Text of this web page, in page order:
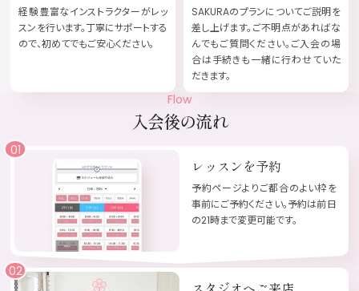
経験豊富なインストラクターがレッ
スンを行います。丁寧にサポートする
ので、初めてでもご安心ください。
SAKURAのプランについてご説明を
差し上げます。ご不明点があればな
んでもご質問ください。ご入会の場
合は手続きも一緒に行わせていた
だきます。
Flow
入会後の流れ
レッスンを予約
予約ページよりご都合のよい枠を
事前にご予約ください。予約は前日
の21時まで変更可能です。